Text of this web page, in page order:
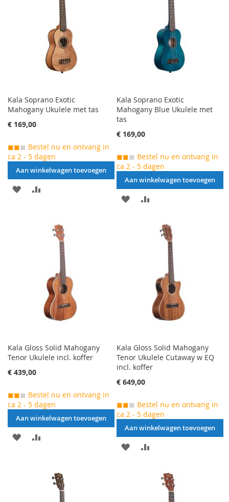
VERGELIJKEN
VERGELIJKEN
Kala Soprano Exotic
Mahogany Ukulele met tas
€ 169,00
◼◼◼ Bestel nu en ontvang in
ca 2 - 5 dagen
Aan winkelwagen toevoegen
AAN
TOEVOEGEN
VERGELIJKEN
Kala Soprano Exotic
Mahogany Blue Ukulele met
tas
€ 169,00
◼◼◼ Bestel nu en ontvang in
ca 2 - 5 dagen
Aan winkelwagen toevoegen
AAN
TOEVOEGEN
OM
VERGELIJKEN
Kala Gloss Solid Mahogany
Tenor Ukulele incl. koffer
€ 439,00
◼◼◼ Bestel nu en ontvang in
ca 2 - 5 dagen
Aan winkelwagen toevoegen
AAN
TOEVOEGEN
Kala Gloss Solid Mahogany
Tenor Ukulele Cutaway w EQ
incl. koffer
€ 649,00
◼◼◼ Bestel nu en ontvang in
ca 2 - 5 dagen
Aan winkelwagen toevoegen
AAN
TOEVOEGEN
OM